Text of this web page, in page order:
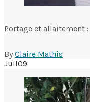
Portage et allaitement
By Claire Mathis
Juil09